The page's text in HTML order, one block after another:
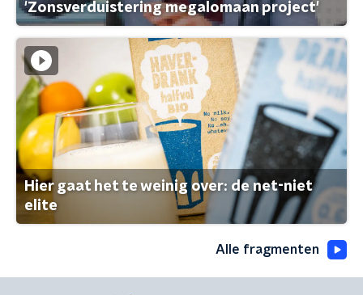
'Zonsverduistering megalomaan project'
Hier gaat het te weinig over: de net-niet
elite
Alle fragmenten